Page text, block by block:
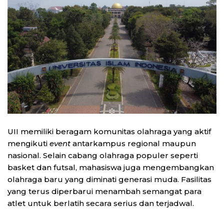
UII memiliki beragam komunitas olahraga yang aktif
mengikuti event antarkampus regional maupun
nasional. Selain cabang olahraga populer seperti
basket dan futsal, mahasiswa juga mengembangkan
olahraga baru yang diminati generasi muda. Fasilitas
yang terus diperbarui menambah semangat para
atlet untuk berlatih secara serius dan terjadwal.